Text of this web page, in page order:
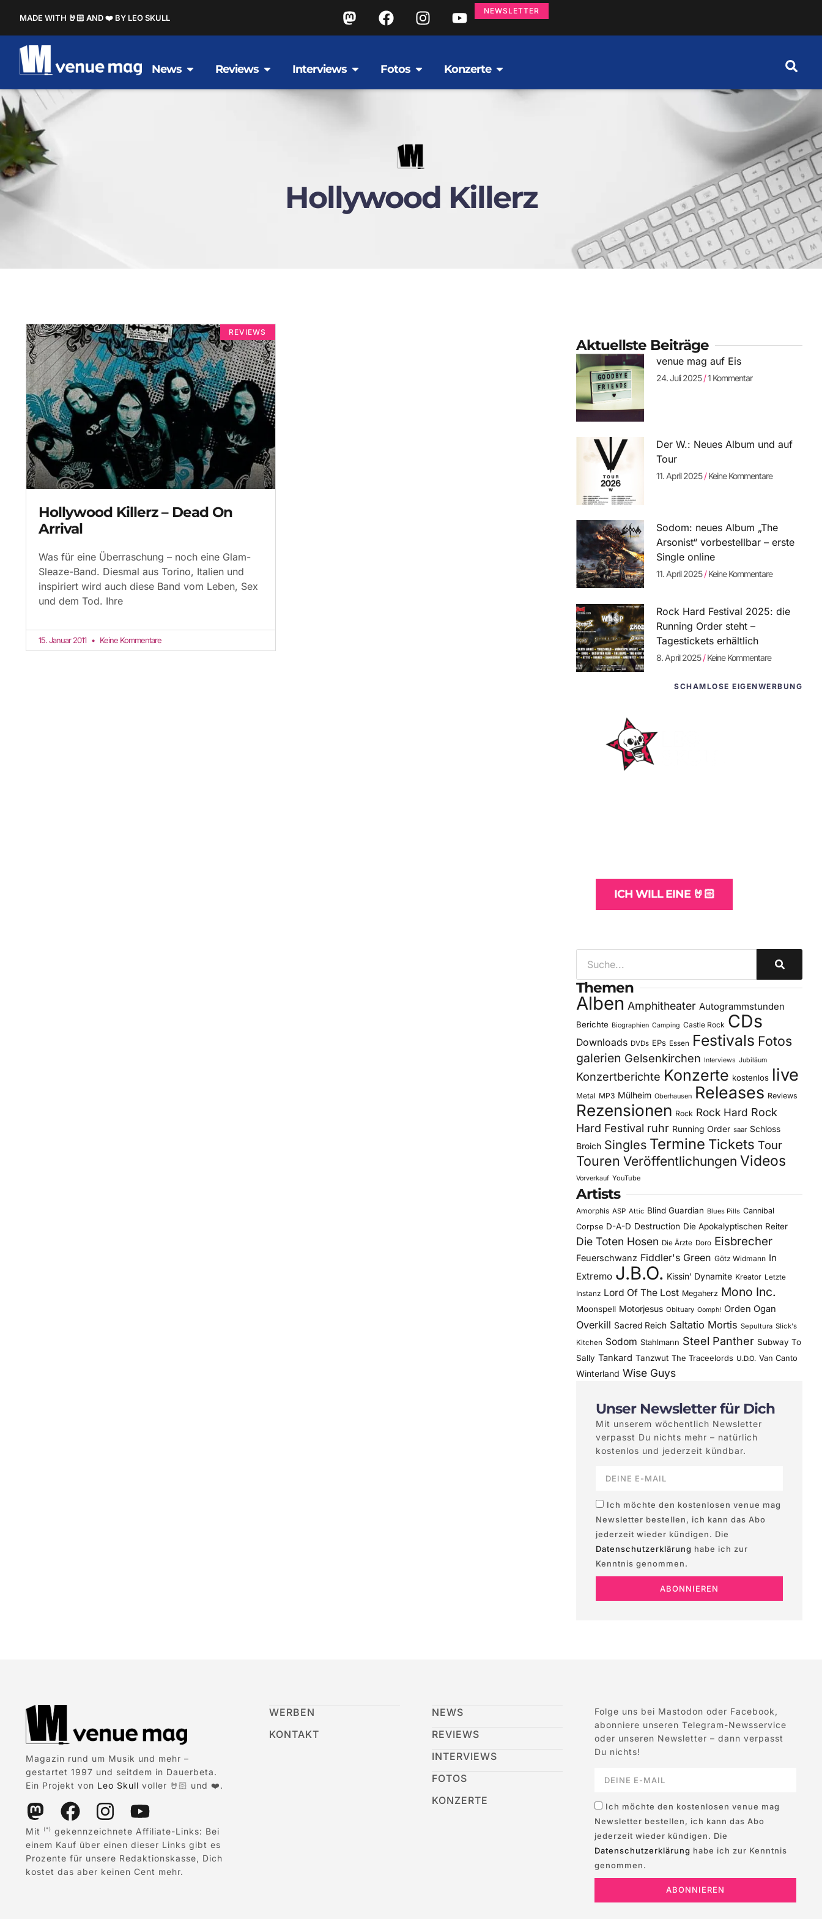
MADE WITH 🤘🏻 AND ❤️ BY LEO SKULL
NEWSLETTER
News Reviews Interviews Fotos Konzerte
Hollywood Killerz
REVIEWS
Hollywood Killerz – Dead On
Arrival
Was für eine Überraschung – noch eine Glam-
Sleaze-Band. Diesmal aus Torino, Italien und
inspiriert wird auch diese Band vom Leben, Sex
und dem Tod. Ihre
15. Januar 2011 Keine Kommentare
Aktuellste Beiträge
venue mag auf Eis
24. Juli 2025 1 Kommentar
Der W.: Neues Album und auf
Tour
11. April 2025 Keine Kommentare
Sodom: neues Album „The
Arsonist“ vorbestellbar – erste
Single online
11. April 2025 Keine Kommentare
Rock Hard Festival 2025: die
Running Order steht –
Tagestickets erhältlich
8. April 2025 Keine Kommentare
SCHAMLOSE EIGENWERBUNG
ICH WILL EINE 🤘🏻
Themen
Alben Amphitheater Autogrammstunden
Berichte Biographien Camping Castle Rock CDs
Downloads DVDs EPs Essen Festivals Fotos
galerien Gelsenkirchen Interviews Jubiläum
Konzertberichte Konzerte kostenlos live
Metal MP3 Mülheim Oberhausen Releases Reviews
Rezensionen Rock Rock Hard Rock
Hard Festival ruhr Running Order saar Schloss
Broich Singles Termine Tickets Tour
Touren Veröffentlichungen Videos
Vorverkauf YouTube
Artists
Amorphis ASP Attic Blind Guardian Blues Pills Cannibal
Corpse D-A-D Destruction Die Apokalyptischen Reiter
Die Toten Hosen Die Ärzte Doro Eisbrecher
Feuerschwanz Fiddler's Green Götz Widmann In
Extremo J.B.O. Kissin' Dynamite Kreator Letzte
Instanz Lord Of The Lost Megaherz Mono Inc.
Moonspell Motorjesus Obituary Oomph! Orden Ogan
Overkill Sacred Reich Saltatio Mortis Sepultura Slick's
Kitchen Sodom Stahlmann Steel Panther Subway To
Sally Tankard Tanzwut The Traceelords U.D.O. Van Canto
Winterland Wise Guys
Unser Newsletter für Dich
Mit unserem wöchentlich Newsletter
verpasst Du nichts mehr – natürlich
kostenlos und jederzeit kündbar.
Ich möchte den kostenlosen venue mag
Newsletter bestellen, ich kann das Abo
jederzeit wieder kündigen. Die
Datenschutzerklärung habe ich zur
Kenntnis genommen.
ABONNIEREN
Magazin rund um Musik und mehr –
gestartet 1997 und seitdem in Dauerbeta.
Ein Projekt von Leo Skull voller 🤘🏻 und ❤️.
Mit (*)
gekennzeichnete Affiliate-Links: Bei
einem Kauf über einen dieser Links gibt es
Prozente für unsere Redaktionskasse, Dich
kostet das aber keinen Cent mehr.
WERBEN
KONTAKT
NEWS
REVIEWS
INTERVIEWS
FOTOS
KONZERTE
Folge uns bei Mastodon oder Facebook,
abonniere unseren Telegram-Newsservice
oder unseren Newsletter – dann verpasst
Du nichts!
Ich möchte den kostenlosen venue mag
Newsletter bestellen, ich kann das Abo
jederzeit wieder kündigen. Die
Datenschutzerklärung habe ich zur Kenntnis
genommen.
ABONNIEREN